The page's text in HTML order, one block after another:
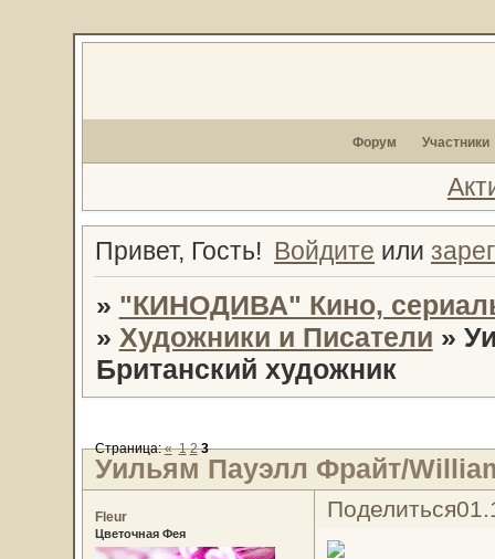
Форум Участники
Привет, Гость! Войдите или
» "КИНОДИВА" Кино,
» Художники и Писатели »
Британский художник
Уильям Пауэлл Фрайт/
Страница:« 1 2 3
Поделиться
Fleur
Цветочная Фея